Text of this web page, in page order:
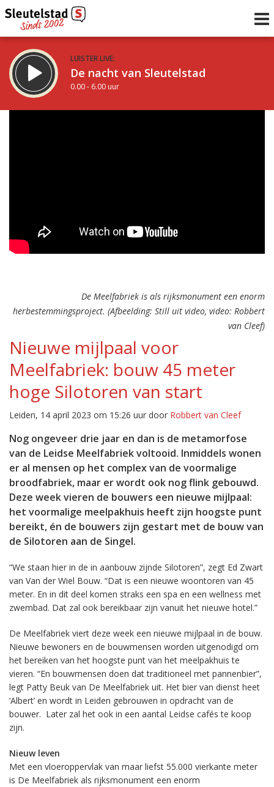
LUISTER LIVE:
De nacht van Sleutelstad
0.00 - 6.00 uur
De Meelfabriek is als rijksmonument een enorm
herbestemmingsproject. (Afbeelding: Still uit video, video: Robbert
van Cleef)
Nieuwe mijlpaal voor
Meelfabriek: bouw 45 meter
hoge Silotoren van start
Leiden, 14 april 2023 om 15:26 uur door Robbert van Cleef
Nog ongeveer drie jaar en dan is de metamorfose
van de Leidse Meelfabriek voltooid. Inmiddels wonen
er al mensen op het complex van de voormalige
broodfabriek, maar er wordt ook nog flink gebouwd.
Deze week vieren de bouwers een nieuwe mijlpaal:
het voormalige meelpakhuis heeft zijn hoogste punt
bereikt, én de bouwers zijn gestart met de bouw van
de Silotoren aan de Singel.
“We staan hier in de in aanbouw zijnde Silotoren”, zegt Ed Zwart
van Van der Wiel Bouw. “Dat is een nieuwe woontoren van 45
meter. En in dit deel komen straks een spa en een wellness met
zwembad. Dat zal ook bereikbaar zijn vanuit het nieuwe hotel.”
De Meelfabriek viert deze week een nieuwe mijlpaal in de bouw.
Nieuwe bewoners en de bouwmensen worden uitgenodigd om
het bereiken van het hoogste punt van het meelpakhuis te
vieren. “En bouwmensen doen dat traditioneel met pannenbier”,
legt Patty Beuk van De Meelfabriek uit. Het bier van dienst heet
‘Albert’ en wordt in Leiden gebrouwen in opdracht van de
bouwer. Later zal het ook in een aantal Leidse cafés te koop
zijn.
Nieuw leven
Met een vloeroppervlak van maar liefst 55.000 vierkante meter
is De Meelfabriek als rijksmonument een enorm